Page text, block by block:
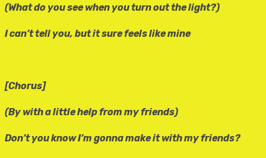
(What do you see when you turn out the light?)
I can’t tell you, but it sure feels like mine
[Chorus]
(By with a little help from my friends)
Don’t you know I’m gonna make it with my friends?